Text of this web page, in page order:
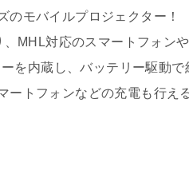
のモバイルプロジェクター！
MHL対応のスマートフォン
を内蔵し、バッテリー駆動
ートフォンなどの充電も行える